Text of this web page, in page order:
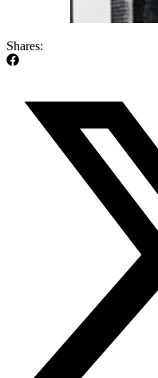
Shares: